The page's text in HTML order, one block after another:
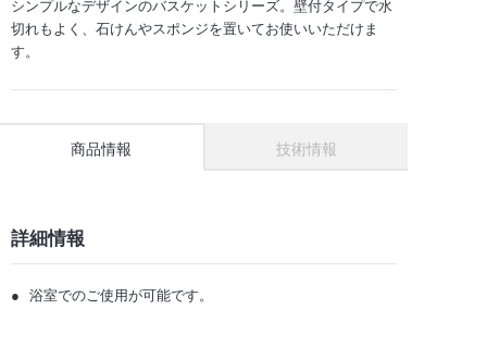
シンプルなデザインのバスケットシリーズ。壁付タイプで水
切れもよく、石けんやスポンジを置いてお使いいただけま
す。
商品情報 技術情報
詳細情報
浴室でのご使用が可能です。